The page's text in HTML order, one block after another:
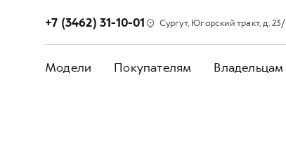
+7 (3462) 31-10-01 Сургут, Югорский тракт, д. 23/
Модели Покупателям Владельцам